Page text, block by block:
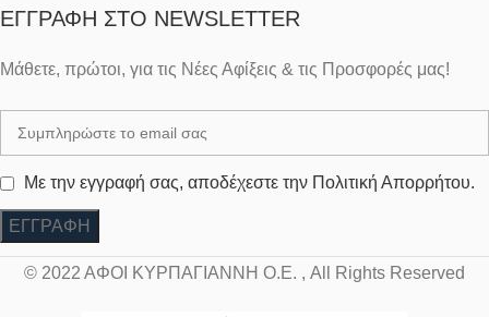
ΕΓΓΡΑΦΉ ΣΤΟ NEWSLETTER
Μάθετε, πρώτοι, για τις Νέες Αφίξεις & τις Προσφορές μας!
Με την εγγραφή σας, αποδέχεστε την Πολιτική Απορρήτου.
© 2022 ΑΦΟΙ ΚΥΡΠΑΓΙΑΝΝΗ Ο.Ε. , All Rights Reserved